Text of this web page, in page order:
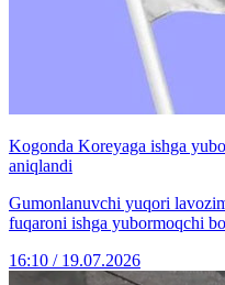
Kogonda Koreyaga ishga
aniqlandi
Gumonlanuvchi yuqori
fuqaroni ishga yubormoqchi
16:10 / 19.07.2026